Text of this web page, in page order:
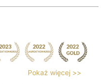
Pokaż więcej >>